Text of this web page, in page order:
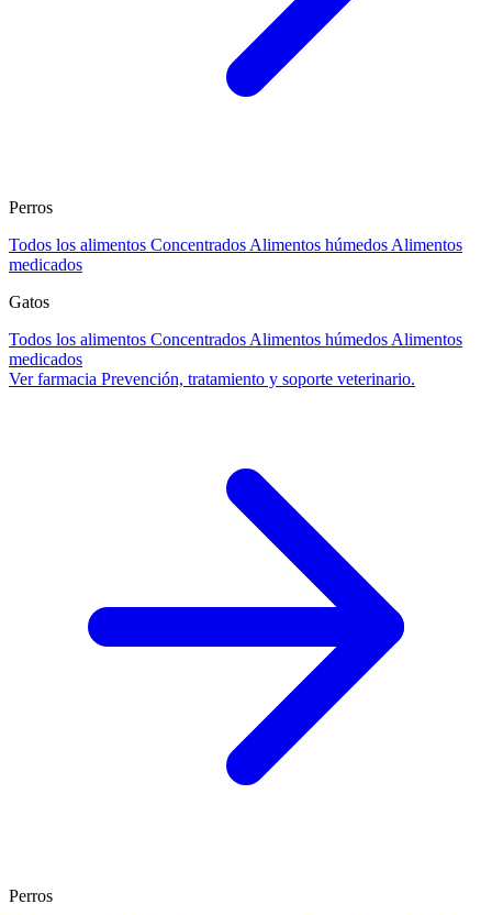
Perros
Todos los alimentos Concentrados Alimentos húmedos Alimentos
medicados
Gatos
Todos los alimentos Concentrados Alimentos húmedos Alimentos
medicados
Ver farmacia Prevención, tratamiento y soporte veterinario.
Perros